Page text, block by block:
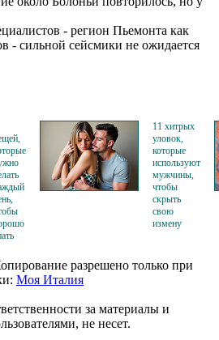
- регион Пьемонта как
- сильной сейсмики не ожидается
11 хитрых
уловок,
которые
используют
мужчины,
чтобы
скрыть
свою
измену
разрешено только при
Моя Италия
за материалы и
не несет.